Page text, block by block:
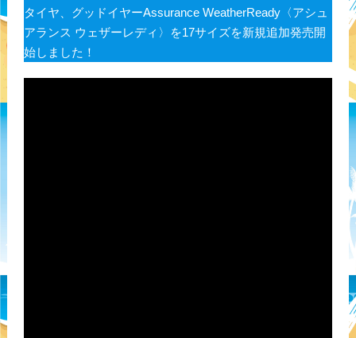
タイヤ、グッドイヤーAssurance WeatherReady〈アシュ
アランス ウェザーレディ〉を17サイズを新規追加発売開
始しました！